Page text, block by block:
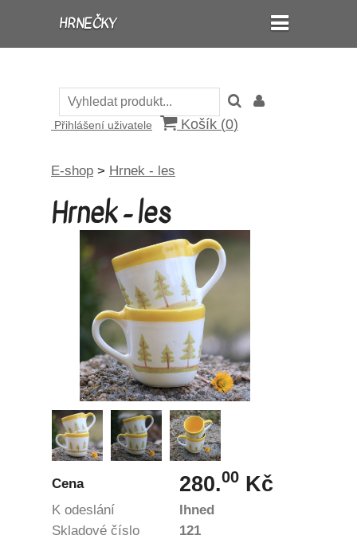
HRNEČKY
Přihlášení uživatele Košík (0)
E-shop > Hrnek - les
Hrnek - les
Cena 280.00 Kč
K odeslání
Ihned
Skladové číslo
121